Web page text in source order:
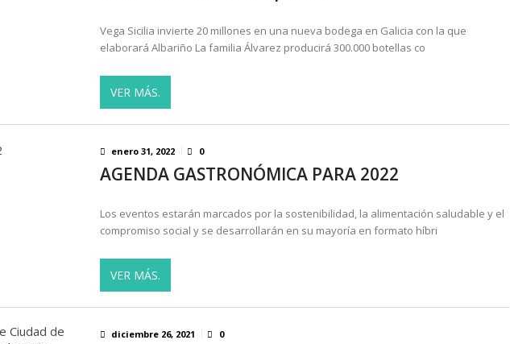
Vega Sicilia invierte 20 millones en una nueva bodega en Galicia con la que
elaborará Albariño La familia Álvarez producirá 300.000 botellas co
VER MÁS.
enero 31, 2022 0
AGENDA GASTRONÓMICA PARA 2022
Los eventos estarán marcados por la sostenibilidad, la alimentación saludable y el
compromiso social y se desarrollarán en su mayoría en formato híbri
VER MÁS.
diciembre 26, 2021 0